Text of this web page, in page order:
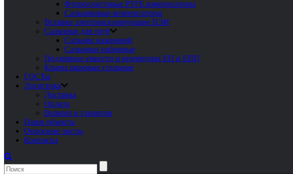
Фторопластовые PTFE компенсаторы
Сальниковые компенсаторы
Вставки электроизолирующие ВЭИ
Сальники для труб
Сальник нажимной
Сальники набивные
Подземные емкости и резервуары ЕП и ЕПП
Краны шаровые стальные
ГОСТы
Логистика
Доставка
Оплата
Возврат и гарантии
Наши объекты
Опросные листы
Контакты